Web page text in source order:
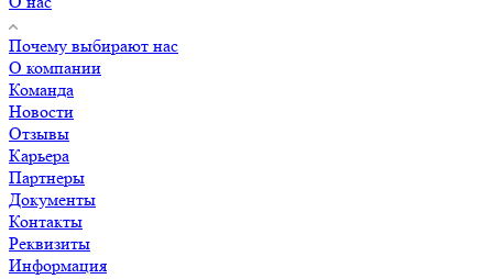
Почему выбирают нас
О компании
Команда
Новости
Отзывы
Карьера
Партнеры
Документы
Контакты
Реквизиты
Информация